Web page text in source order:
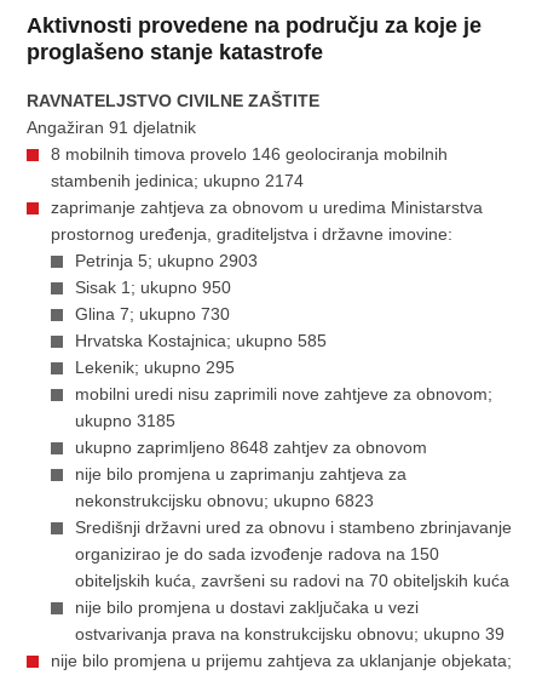
Aktivnosti provedene na području za koje je
proglašeno stanje katastrofe
RAVNATELJSTVO CIVILNE ZAŠTITE
Angažiran 91 djelatnik
8 mobilnih timova provelo 146 geolociranja mobilnih
stambenih jedinica; ukupno 2174
zaprimanje zahtjeva za obnovom u uredima Ministarstva
prostornog uređenja, graditeljstva i državne imovine:
Petrinja 5; ukupno 2903
Sisak 1; ukupno 950
Glina 7; ukupno 730
Hrvatska Kostajnica; ukupno 585
Lekenik; ukupno 295
mobilni uredi nisu zaprimili nove zahtjeve za obnovom;
ukupno 3185
ukupno zaprimljeno 8648 zahtjev za obnovom
nije bilo promjena u zaprimanju zahtjeva za
nekonstrukcijsku obnovu; ukupno 6823
Središnji državni ured za obnovu i stambeno zbrinjavanje
organizirao je do sada izvođenje radova na 150
obiteljskih kuća, završeni su radovi na 70 obiteljskih kuća
nije bilo promjena u dostavi zaključaka u vezi
ostvarivanja prava na konstrukcijsku obnovu; ukupno 39
nije bilo promjena u prijemu zahtjeva za uklanjanje objekata;